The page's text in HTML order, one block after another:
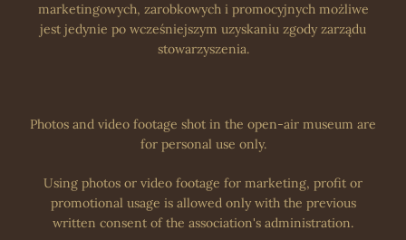
marketingowych, zarobkowych i promocyjnych możliwe
jest jedynie po wcześniejszym uzyskaniu zgody zarządu
stowarzyszenia.
Photos and video footage shot in the open-air museum are
for personal use only.
Using photos or video footage for marketing, profit or
promotional usage is allowed only with the previous
written consent of the association's administration.